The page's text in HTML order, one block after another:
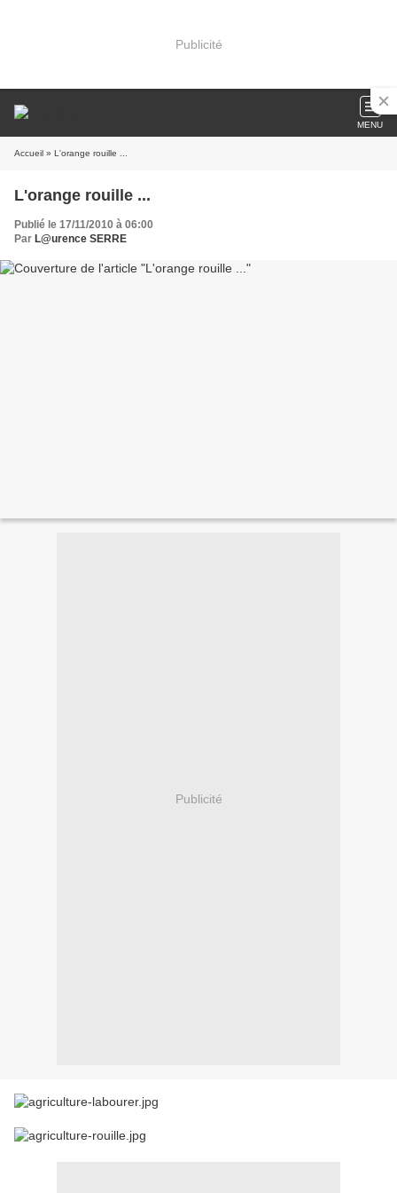
Publicité
MENU
Accueil » L'orange rouille ...
L'orange rouille ...
Publié le 17/11/2010 à 06:00
Par L@urence SERRE
Publicité